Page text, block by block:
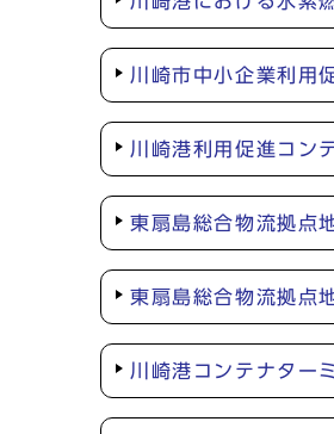
川崎市中小企業利用
川崎港利用促進コン
東扇島総合物流拠点
東扇島総合物流拠点
川崎港コンテナター